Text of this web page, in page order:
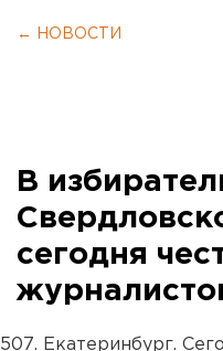
← НОВОСТИ
В
сегодня
507. Екатеринбург.